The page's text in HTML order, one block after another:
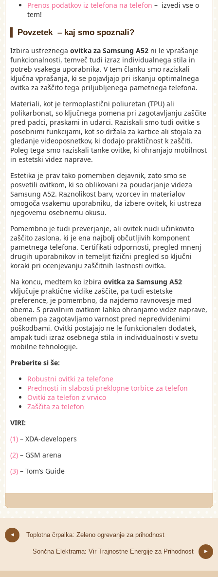
Prenos podatkov iz telefona na telefon – izvedi vse o
tem!
Povzetek – kaj smo spoznali?
Izbira ustreznega ovitka za Samsung A52 ni le vprašanje
funkcionalnosti, temveč tudi izraz individualnega stila in
potreb vsakega uporabnika. V tem članku smo raziskali
ključna vprašanja, ki se pojavljajo pri iskanju optimalnega
ovitka za zaščito tega priljubljenega pametnega telefona.
Materiali, kot je termoplastični poliuretan (TPU) ali
polikarbonat, so ključnega pomena pri zagotavljanju zaščite
pred padci, praskami in udarci. Raziskali smo tudi ovitke s
posebnimi funkcijami, kot so držala za kartice ali stojala za
gledanje videoposnetkov, ki dodajo praktičnost k zaščiti.
Poleg tega smo raziskali tanke ovitke, ki ohranjajo mobilnost
in estetski videz naprave.
Estetika je prav tako pomemben dejavnik, zato smo se
posvetili ovitkom, ki so oblikovani za poudarjanje videza
Samsung A52. Raznolikost barv, vzorcev in materialov
omogoča vsakemu uporabniku, da izbere ovitek, ki ustreza
njegovemu osebnemu okusu.
Pomembno je tudi preverjanje, ali ovitek nudi učinkovito
zaščito zaslona, ki je ena najbolj občutljivih komponent
pametnega telefona. Certifikati odpornosti, pregled mnenj
drugih uporabnikov in temeljit fizični pregled so ključni
koraki pri ocenjevanju zaščitnih lastnosti ovitka.
Na koncu, medtem ko izbira ovitka za Samsung A52
vključuje praktične vidike zaščite, pa tudi estetske
preference, je pomembno, da najdemo ravnovesje med
obema. S pravilnim ovitkom lahko ohranjamo videz naprave,
obenem pa zagotavljamo varnost pred nepredvidenimi
poškodbami. Ovitki postajajo ne le funkcionalen dodatek,
ampak tudi izraz osebnega stila in individualnosti v svetu
mobilne tehnologije.
Preberite si še:
Robustni ovitki za telefone
Prednosti in slabosti preklopne torbice za telefon
Ovitki za telefon z vrvico
Zaščita za telefon
VIRI:
(1) – XDA-developers
(2) – GSM arena
(3) – Tom’s Guide
Toplotna črpalka: Zeleno ogrevanje za prihodnost
Sončna Elektrarna: Vir Trajnostne Energije za Prihodnost